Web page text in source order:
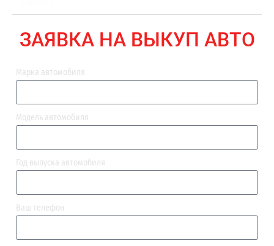
ЗАЯВКА НА ВЫКУП АВТО
Марка автомобиля
Модель автомобиля
Год выпуска автомобиля
Ваш телефон